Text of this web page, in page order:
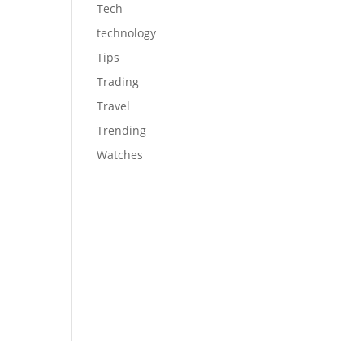
Tech
technology
Tips
Trading
Travel
Trending
Watches